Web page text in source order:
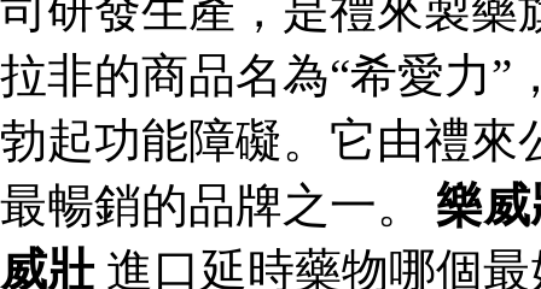
拉非的商品名為“希愛力”
勃起功能障礙。它由禮來
最暢銷的品牌之一。 樂威
威壯進口延時藥物哪個